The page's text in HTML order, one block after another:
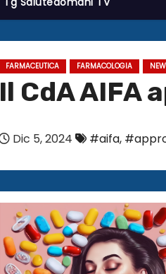
FARMACEUTICA FARMACOLOGIA
Il CdA AIFA
Dic 5, 2024 #aifa,